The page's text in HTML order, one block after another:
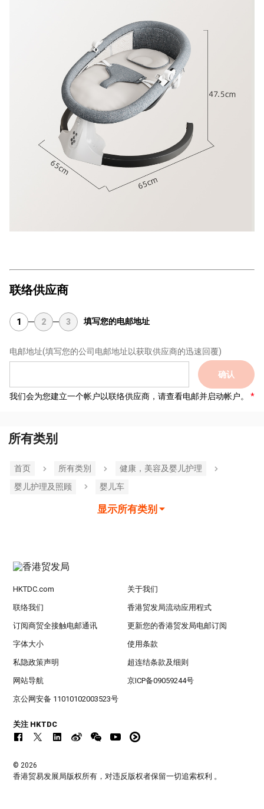
联络供应商
1 2 3 填写您的电邮地址
电邮地址(填写您的公司电邮地址以获取供应商的迅速回覆)
确认
我们会为您建立一个帐户以联络供应商，请查看电邮并启动帐户。
所有类别
首页 所有类別
健康，美容及婴儿护理
婴儿护理及照顾
婴儿车
显示所有类别
HKTDC.com 关于我们
联络我们 香港贸发局流动应用程式
订阅商贸全接触电邮通讯 更新您的香港贸发局电邮订阅
字体大小 使用条款
私隐政策声明 超连结条款及细则
网站导航 京ICP备09059244号
京公网安备 11010102003523号
关注 HKTDC
© 2026
香港贸易发展局版权所有，对违反版权者保留一切追索权利 。